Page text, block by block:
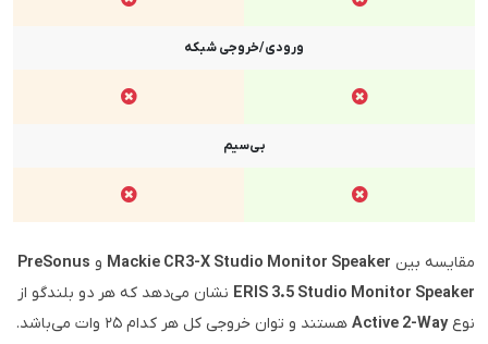
ورودی/خروجی شبکه
بی‌سیم
مقایسه بین Mackie CR3-X Studio Monitor Speaker و PreSonus
ERIS 3.5 Studio Monitor Speaker نشان می‌دهد که هر دو بلندگو از
نوعActive 2-Way
هستند و توان خروجی کل هر کدام ۲۵ وات می‌باشد.